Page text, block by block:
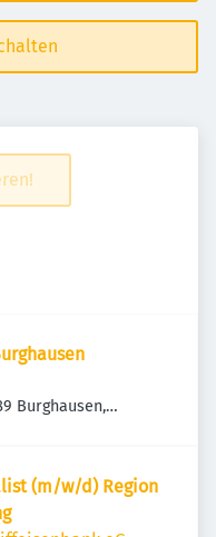
Burghausen,
(m/w/d) Region